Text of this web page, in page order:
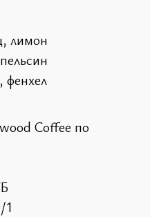
лимон
фенхел
Coffee по
1